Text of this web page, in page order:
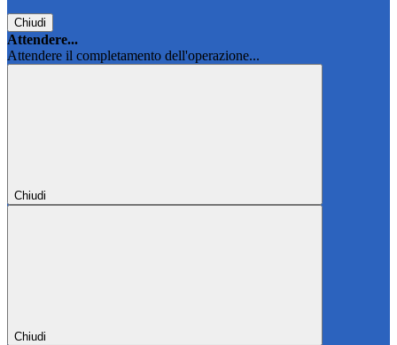
Chiudi
Attendere...
Attendere il completamento dell'operazione...
Chiudi
Chiudi